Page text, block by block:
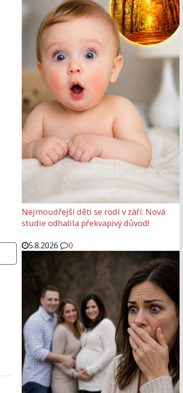
Nejmoudřejší děti se rodí v září: Nová
studie odhalila překvapivý důvod!
5.8.2026
0